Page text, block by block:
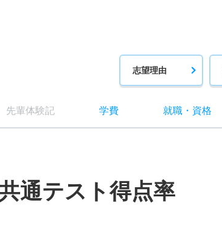
志望理由
先輩体験記 学費 就職・ 資格
通テスト得点率